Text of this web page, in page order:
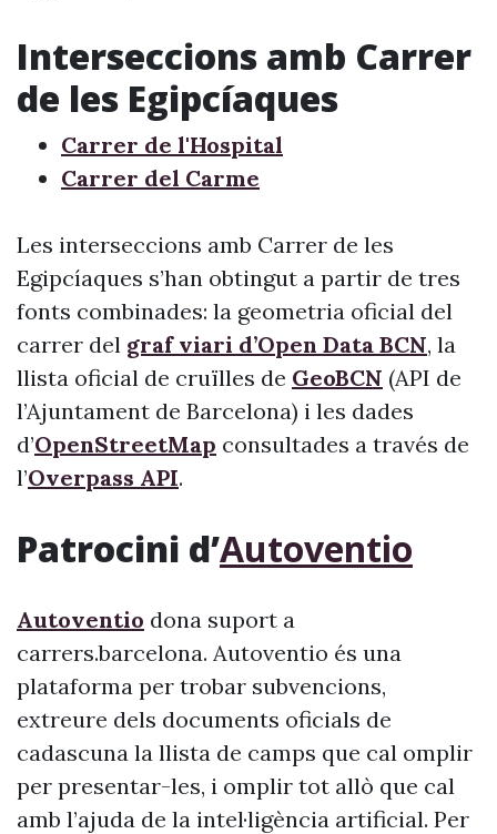
Interseccions amb Carrer
de les Egipcíaques
Carrer de l'Hospital
Carrer del Carme
Les interseccions amb Carrer de les
Egipcíaques s’han obtingut a partir de tres
fonts combinades: la geometria oficial del
carrer del graf viari d’Open Data BCN, la
llista oficial de cruïlles de GeoBCN (API de
l’Ajuntament de Barcelona) i les dades
d’OpenStreetMap consultades a través de
l’Overpass API.
Patrocini d’Autoventio
Autoventio dona suport a
carrers.barcelona. Autoventio és una
plataforma per trobar subvencions,
extreure dels documents oficials de
cadascuna la llista de camps que cal omplir
per presentar-les, i omplir tot allò que cal
amb l’ajuda de la intel·ligència artificial. Per